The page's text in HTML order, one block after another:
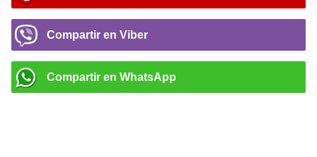
Compartir en Viber
Compartir en WhatsApp